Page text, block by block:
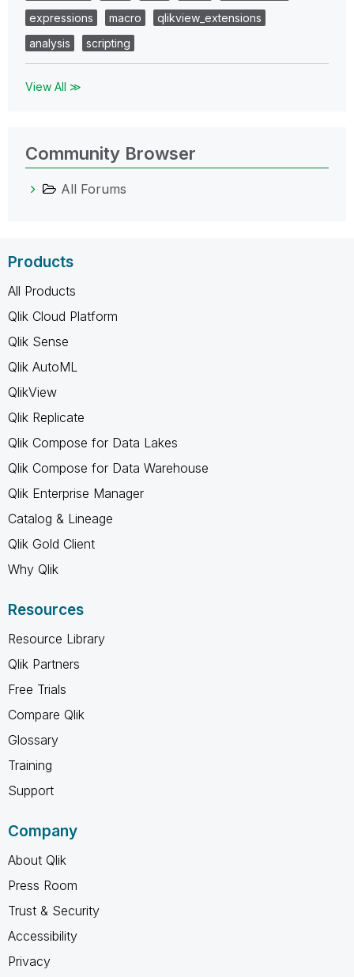
expressions
macro
qlikview_extensions
analysis
scripting
View All ≫
Community Browser
All Forums
Products
All Products
Qlik Cloud Platform
Qlik Sense
Qlik AutoML
QlikView
Qlik Replicate
Qlik Compose for Data Lakes
Qlik Compose for Data Warehouse
Qlik Enterprise Manager
Catalog & Lineage
Qlik Gold Client
Why Qlik
Resources
Resource Library
Qlik Partners
Free Trials
Compare Qlik
Glossary
Training
Support
Company
About Qlik
Press Room
Trust & Security
Accessibility
Privacy